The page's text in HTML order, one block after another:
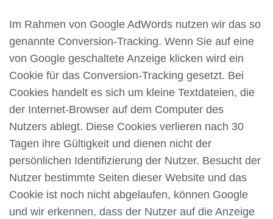
Im Rahmen von Google AdWords nutzen wir das so
genannte Conversion-Tracking. Wenn Sie auf eine
von Google geschaltete Anzeige klicken wird ein
Cookie für das Conversion-Tracking gesetzt. Bei
Cookies handelt es sich um kleine Textdateien, die
der Internet-Browser auf dem Computer des
Nutzers ablegt. Diese Cookies verlieren nach 30
Tagen ihre Gültigkeit und dienen nicht der
persönlichen Identifizierung der Nutzer. Besucht der
Nutzer bestimmte Seiten dieser Website und das
Cookie ist noch nicht abgelaufen, können Google
und wir erkennen, dass der Nutzer auf die Anzeige